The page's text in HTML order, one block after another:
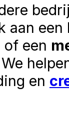
aan een
een
en